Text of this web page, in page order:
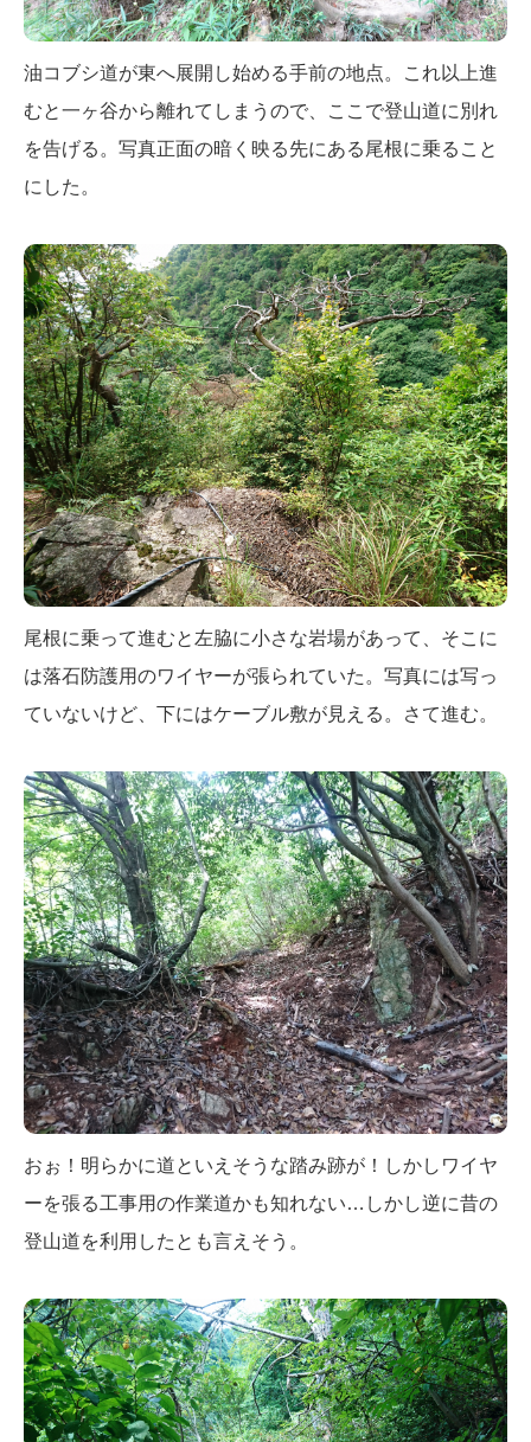
油コブシ道が東へ展開し始める手前の地点。これ以上進
むと一ヶ谷から離れてしまうので、ここで登山道に別れ
を告げる。写真正面の暗く映る先にある尾根に乗ること
にした。
尾根に乗って進むと左脇に小さな岩場があって、そこに
は落石防護用のワイヤーが張られていた。写真には写っ
ていないけど、下にはケーブル敷が見える。さて進む。
おぉ！明らかに道といえそうな踏み跡が！しかしワイヤ
ーを張る工事用の作業道かも知れない…しかし逆に昔の
登山道を利用したとも言えそう。